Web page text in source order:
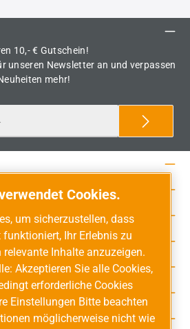
10,- € Gutschein!
unseren Newsletter an und verpassen
mehr!
Cookies.
um sicherzustellen, dass
Ihr Erlebnis zu
relevante Inhalte anzuzeigen.
Akzeptieren Sie alle Cookies,
erforderliche Cookies
Einstellungen Bitte beachten
möglicherweise nicht wie